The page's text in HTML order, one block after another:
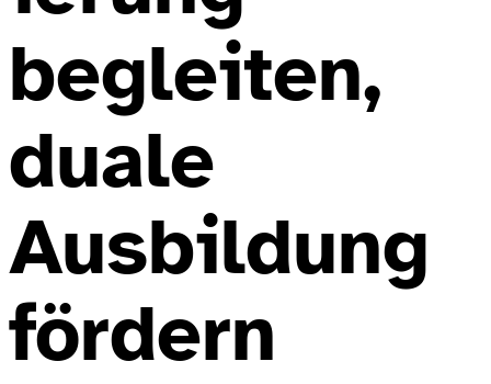
begleiten,
duale
Ausbildung
fördern